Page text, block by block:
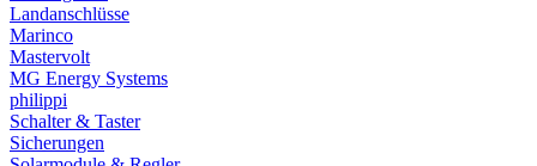
Landanschlüsse
Marinco
Mastervolt
MG Energy Systems
philippi
Schalter & Taster
Sicherungen